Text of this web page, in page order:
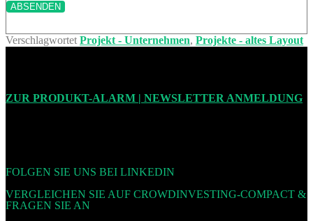
Verschlagwortet Projekt - Unternehmen, Projekte - altes Layout
ZUR PRODUKT-ALARM | NEWSLETTER ANMELDUNG
FOLGEN SIE UNS BEI LINKEDIN
VERGLEICHEN SIE AUF CROWDINVESTING-COMPACT &
FRAGEN SIE AN